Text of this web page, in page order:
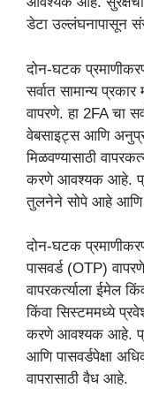
डेटा उल्लंघनापासून
दोन-घटक
सर्वात सामान्य
वापरणे. हा 2FA चा
वेबसाइट्स आणि
मिळवण्यासाठी
करणे आवश्यक आहे.
तुलनेने सोपे आहे आणि
दोन-घटक
पासवर्ड (OTP)
वापरकर्त्याला ईमेल
किंवा सिस्टममध्ये
करणे आवश्यक आहे.
आणि पासवर्डपेक्षा
वापरासाठी वैध आहे.